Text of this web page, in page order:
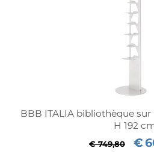
BBB ITALIA bibliothèque sur
H 192
€ 749,80 €